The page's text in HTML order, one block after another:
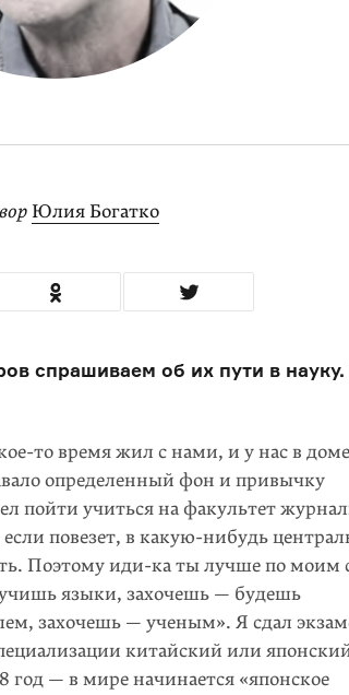
Юлия Богатко
спрашиваем об их пути в науку.
то время жил с нами, и у нас в
определенный фон и привычку
пойти учиться на факультет
повезет, в какую-нибудь
Поэтому иди-ка ты лучше по моим
языки, захочешь — будешь
захочешь — ученым». Я сдал
китайский или
год — в мире начинается «японское